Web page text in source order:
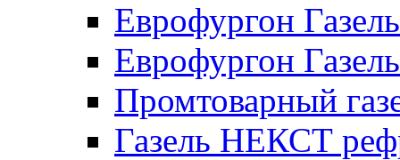
Еврофургон
Еврофургон
Промтоварный
Газель НЕКСТ